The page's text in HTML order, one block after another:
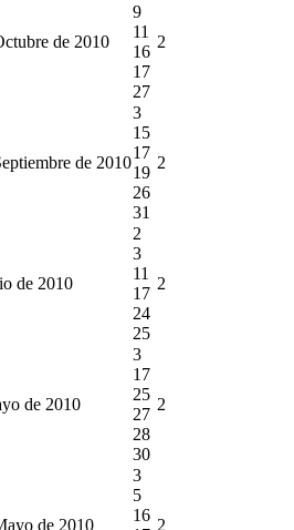
de 2010
9
11
16
17
27
2
de 2010
3
15
17
19
26
31
2
de 2010
2
3
11
17
24
25
2
de 2010
3
17
25
27
28
30
2
de 2010
3
5
16
2